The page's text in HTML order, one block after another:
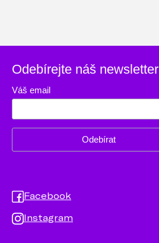
Odebírejte náš newsletter
Váš email
Facebook
Instagram